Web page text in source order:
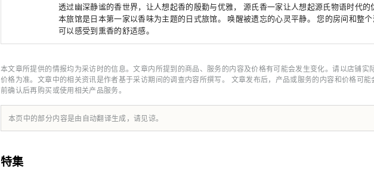
透过幽深静谧的香世界，让人想起香的殷勤与优雅， 源氏香一家让人想起源氏物语时代的
本旅馆是日本第一家以香味为主题的日式旅馆。 唤醒被遗忘的心灵平静。 您的房间和整
可以感受到熏香的舒适感。
本文章所提供的情报均为采访时的信息。文章内所提到的商品、服务的内容及价格有可能会发生变化。请以店铺实
价格为准。文章中的相关资讯是作者基于采访期间的调查内容所撰写。 文章发布后，产品或服务的内容和价格可能
前确认后再购买或使用相关产品服务。
本页中的部分内容是由自动翻译生成，请见谅。
特集